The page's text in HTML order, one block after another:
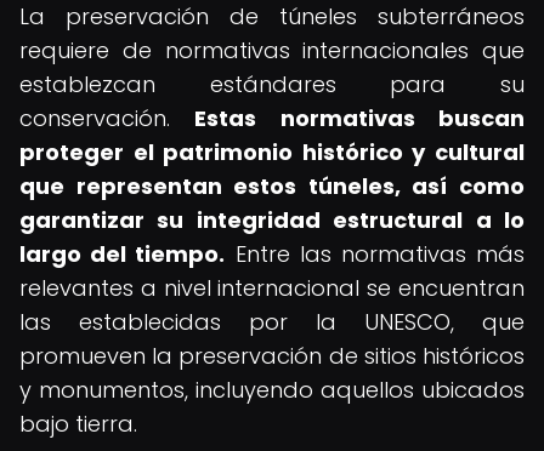
La preservación de túneles subterráneos
requiere de normativas internacionales que
establezcan estándares para su
conservación. Estas normativas buscan
proteger el patrimonio histórico y cultural
que representan estos túneles, así como
garantizar su integridad estructural a lo
largo del tiempo. Entre las normativas más
relevantes a nivel internacional se encuentran
las establecidas por la UNESCO, que
promueven la preservación de sitios históricos
y monumentos, incluyendo aquellos ubicados
bajo tierra.